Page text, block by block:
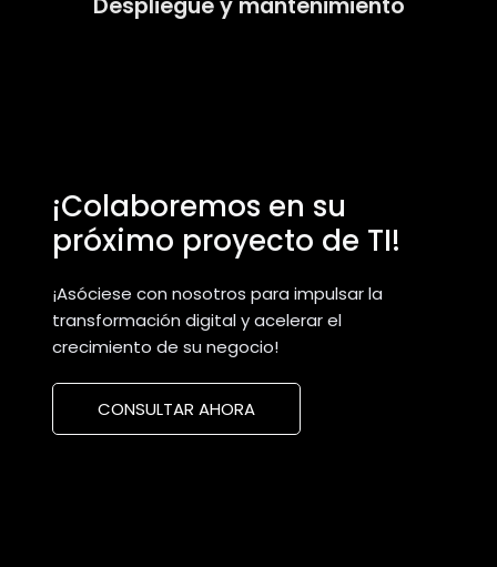
¡Colaboremos en su
próximo proyecto de TI!
¡Asóciese con nosotros para impulsar la
transformación digital y acelerar el
crecimiento de su negocio!
CONSULTAR AHORA